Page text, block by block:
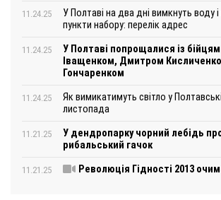
11.24.25
У Полтаві на два дні вимкнуть воду
пункти набору: перелік адрес
11.24.25
У Полтаві попрощалися із
Іващенком, Дмитром
Гончаренком
11.24.25
Як вимикатимуть світло у
листопада
11.21.25
У дендропарку чорний лебідь
рибальський гачок
11.21.25 Революція Гідності 2013